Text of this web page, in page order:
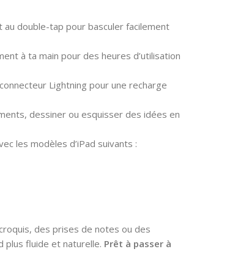
au double-tap pour basculer facilement
à ta main pour des heures d’utilisation
Lightning pour une recharge
dessiner ou esquisser des idées en
les modèles d’iPad suivants :
des prises de notes ou des
plus fluide et naturelle. Prêt à passer à